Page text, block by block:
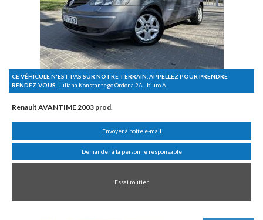
CE VÉHICULE N'EST PAS SUR NOTRE TERRAIN. APPELLEZ POUR PRENDRE
RENDEZ-VOUS. Juliana Konstantego Ordona 2A - biuro A
Renault AVANTIME 2003 prod.
Envoyer à boîte e-mail
Demander à la personne responsable
Essai routier